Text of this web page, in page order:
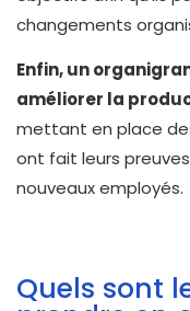
changements
Enfin, un
améliorer la
mettant en place
ont fait leurs
nouveaux employés.
Quels sont